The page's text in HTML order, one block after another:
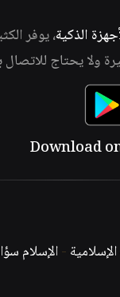
الذكية، يوفر
ولا يحتاج للاتصال
-الإسلام